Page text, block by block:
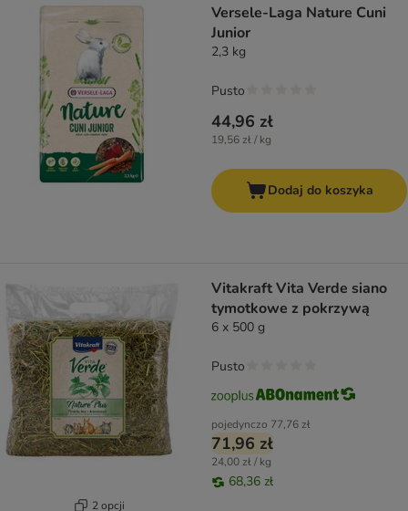
Versele-Laga Nature Cuni
Junior
2,3 kg
44,96 zł
19,56 zł / kg
Pusto
Dodaj do koszyka
2 opcji
Vitakraft Vita Verde siano
tymotkowe z pokrzywą
6 x 500 g
pojedynczo 77,76 zł
71,96 zł
24,00 zł / kg
68,36 zł
Pusto